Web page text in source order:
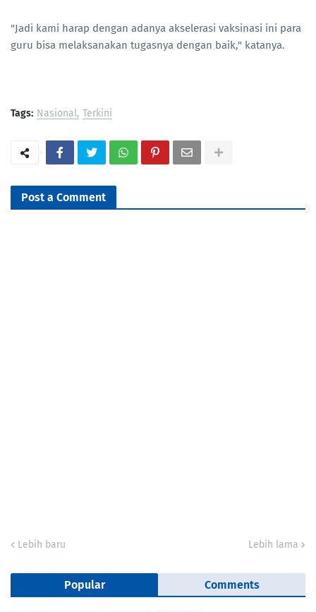
"Jadi kami harap dengan adanya akselerasi vaksinasi ini para
guru bisa melaksanakan tugasnya dengan baik," katanya.
Tags: Nasional Terkini
Post a Comment
Lebih baru Lebih lama
Popular Comments